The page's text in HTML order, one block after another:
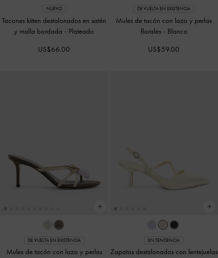
NUEVO
Tacones kitten destalonados en satén
y malla bordada - Plateado
US$66.00
DE VUELTA EN EXISTENCIA
Mules de tacón con lazo y perlas
florales - Blanco
US$59.00
DE VUELTA EN EXISTENCIA
Mules de tacón con lazo y perlas
EN TENDENCIA
Zapatos destalonados con lentejuelas